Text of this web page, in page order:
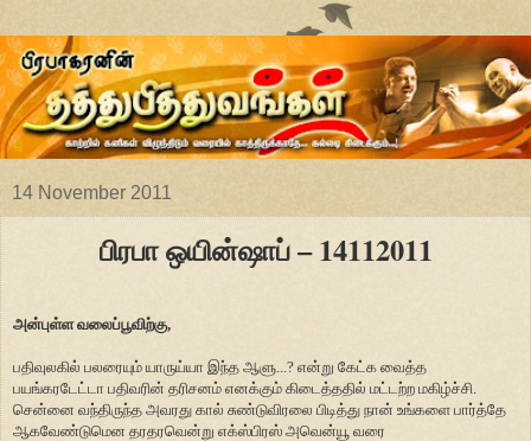
14 November 2011
பிரபா ஒயின்ஷாப் – 14112011
அன்புள்ள வலைப்பூவிற்கு,
பதிவுலகில் பலரையும் யாருய்யா இந்த ஆளு...? என்று கேட்க வைத்த
பயங்கரடேட்டா பதிவரின் தரிசனம் எனக்கும் கிடைத்ததில் மட்டற்ற மகிழ்ச்சி.
சென்னை வந்திருந்த அவரது கால் சுண்டுவிரலை பிடித்து நான் உங்களை பார்த்தே
ஆகவேண்டுமென தரதரவென்று எக்ஸ்பிரஸ் அவென்யூ வரை